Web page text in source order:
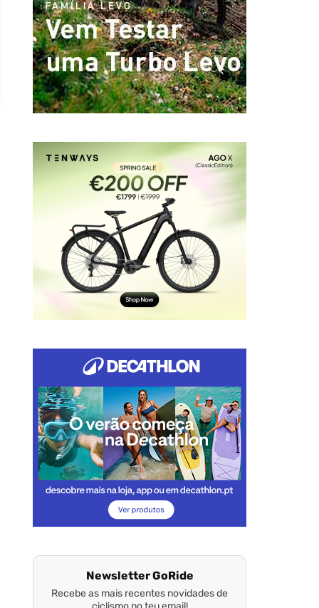
Newsletter GoRide
Recebe as mais recentes novidades de